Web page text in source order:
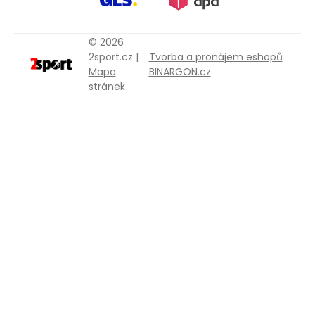
© 2026
2sport.cz |
Mapa
stránek
Tvorba a pronájem eshopů
BINARGON.cz